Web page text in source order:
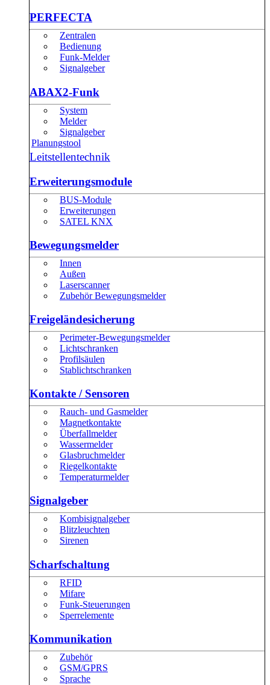
PERFECTA
Zentralen
Bedienung
Funk-Melder
Signalgeber
ABAX2-Funk
System
Melder
Signalgeber
Planungstool
Leitstellentechnik
Erweiterungsmodule
BUS-Module
Erweiterungen
SATEL KNX
Bewegungsmelder
Innen
Außen
Laserscanner
Zubehör Bewegungsmelder
Freigeländesicherung
Perimeter-Bewegungsmelder
Lichtschranken
Profilsäulen
Stablichtschranken
Kontakte / Sensoren
Rauch- und Gasmelder
Magnetkontakte
Überfallmelder
Wassermelder
Glasbruchmelder
Riegelkontakte
Temperaturmelder
Signalgeber
Kombisignalgeber
Blitzleuchten
Sirenen
Scharfschaltung
RFID
Mifare
Funk-Steuerungen
Sperrelemente
Kommunikation
Zubehör
GSM/GPRS
Sprache